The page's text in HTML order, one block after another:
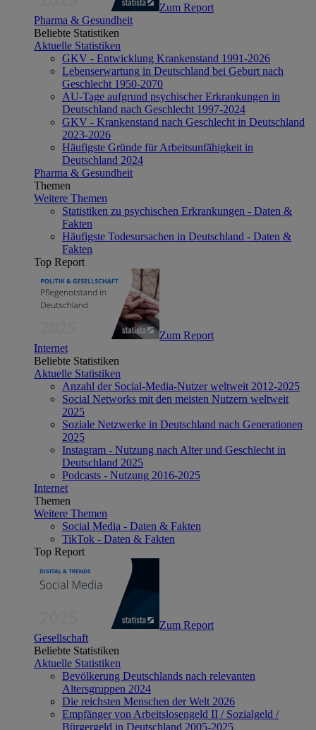
Zum Report
Pharma & Gesundheit
Beliebte Statistiken
Aktuelle Statistiken
GKV - Entwicklung Krankenstand 1991-2026
Lebenserwartung in Deutschland bei Geburt nach
Geschlecht 1950-2070
AU-Tage aufgrund psychischer Erkrankungen in
Deutschland nach Geschlecht 1997-2024
GKV - Krankenstand nach Geschlecht in Deutschland
2023-2026
Häufigste Gründe für Arbeitsunfähigkeit in
Deutschland 2024
Pharma & Gesundheit
Themen
Weitere Themen
Statistiken zu psychischen Erkrankungen - Daten &
Fakten
Häufigste Todesursachen in Deutschland - Daten &
Fakten
Top Report
Zum Report
Internet
Beliebte Statistiken
Aktuelle Statistiken
Anzahl der Social-Media-Nutzer weltweit 2012-2025
Social Networks mit den meisten Nutzern weltweit
2025
Soziale Netzwerke in Deutschland nach Generationen
2025
Instagram - Nutzung nach Alter und Geschlecht in
Deutschland 2025
Podcasts - Nutzung 2016-2025
Internet
Themen
Weitere Themen
Social Media - Daten & Fakten
TikTok - Daten & Fakten
Top Report
Zum Report
Gesellschaft
Beliebte Statistiken
Aktuelle Statistiken
Bevölkerung Deutschlands nach relevanten
Altersgruppen 2024
Die reichsten Menschen der Welt 2026
Empfänger von Arbeitslosengeld II / Sozialgeld /
Bürgergeld in Deutschland 2005-2025